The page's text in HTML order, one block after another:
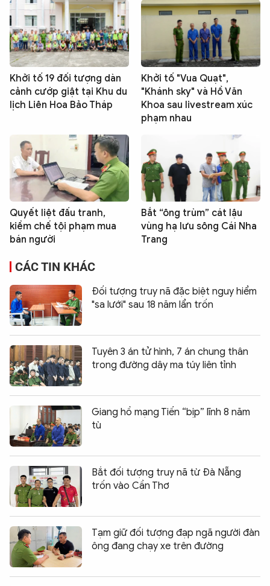
Khởi tố 19 đối tượng dàn
cảnh cướp giật tại Khu du
lịch Liên Hoa Bảo Tháp
Khởi tố "Vua Quạt",
"Khánh sky" và Hồ Văn
Khoa sau livestream xúc
phạm nhau
Quyết liệt đấu tranh,
kiềm chế tội phạm mua
bán người
Bắt “ông trùm” cát lậu
vùng hạ lưu sông Cái Nha
Trang
CÁC TIN KHÁC
Đối tượng truy nã đặc biệt nguy hiểm
"sa lưới" sau 18 năm lẩn trốn
Tuyên 3 án tử hình, 7 án chung thân
trong đường dây ma túy liên tỉnh
Giang hồ mạng Tiến “bịp” lĩnh 8 năm
tù
Bắt đối tượng truy nã từ Đà Nẵng
trốn vào Cần Thơ
Tạm giữ đối tượng đạp ngã người đàn
ông đang chạy xe trên đường